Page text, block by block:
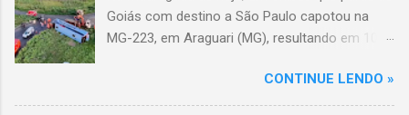
Goiás com destino a São Paulo capotou na
MG-223, em Araguari (MG), resultando em 10
volta das 3h40, próximo ao trevo de Queixinho,
quando o motorista perdeu o controle do
CONTINUE LENDO »